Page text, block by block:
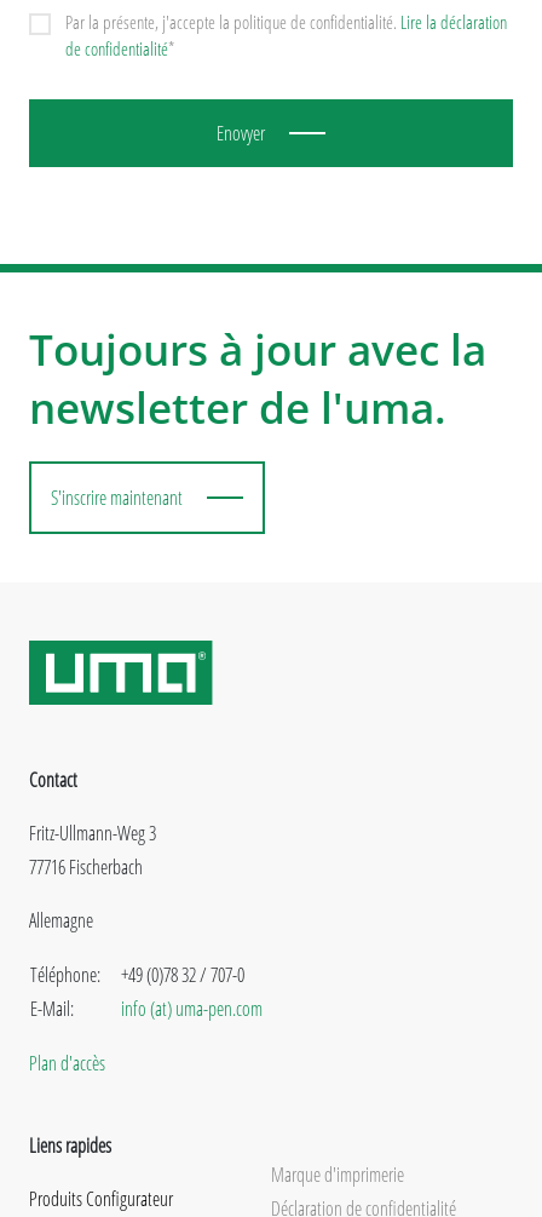
Par la présente, j'accepte la politique de confidentialité. Lire la déclaration
de confidentialité*
Enovyer
Toujours à jour avec la
newsletter de l'uma.
S'inscrire maintenant
Contact
Fritz-Ullmann-Weg 3
77716 Fischerbach
Allemagne
Téléphone:
E-Mail:
+49 (0)78 32 / 707-0
info (at) uma-pen.com
Plan d'accès
Liens rapides
Produits Configurateur
Marque d'imprimerie
Déclaration de confidentialité